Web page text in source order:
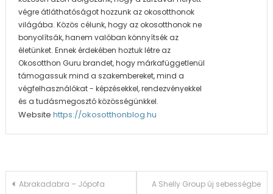
végre átláthatóságot hozzunk az okosotthonok
világába. Közös célunk, hogy az okosotthonok ne
bonyolítsák, hanem valóban könnyítsék az
életünket. Ennek érdekében hoztuk létre az
Okosotthon Guru brandet, hogy márkafüggetlenül
támogassuk mind a szakembereket, mind a
végfelhasználókat - képzésekkel, rendezvényekkel
és a tudásmegosztó közösségünkkel.
Website https://okosotthonblog.hu
Bejegyzés
Abrakadabra – Jópofa
A Shelly Group új sebességbe